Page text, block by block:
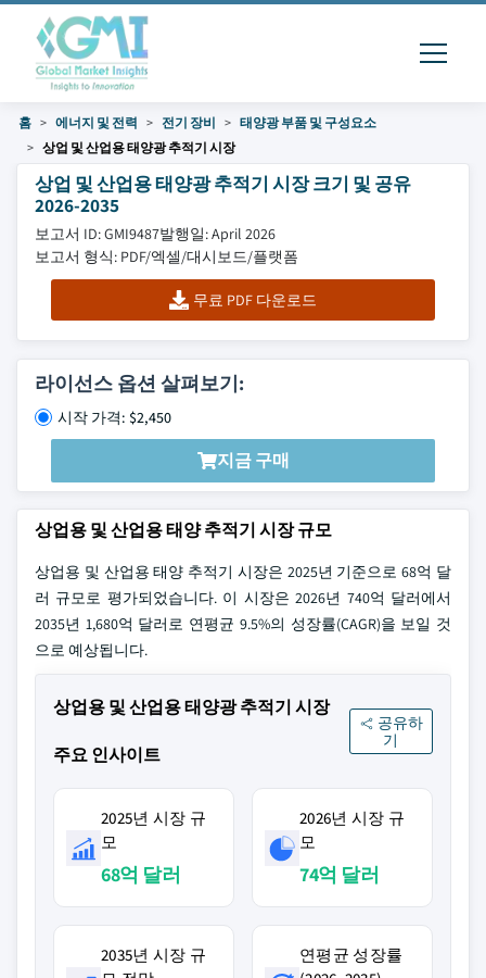
홈 에너지 및 전력 전기 장비
태양광 부품 및 구성요소
상업 및 산업용 태양광 추적기 시장
상업 및 산업용 태양광 추적기 시장 크기 및 공유
2026-2035
보고서 ID: GMI9487발행일: April 2026
보고서 형식: PDF/엑셀/대시보드/플랫폼
무료 PDF 다운로드
라이선스 옵션 살펴보기:
시작 가격: $2,450
지금 구매
상업용 및 산업용 태양 추적기 시장 규모
상업용 및 산업용 태양 추적기 시장은 2025년 기준으로 68억 달
러 규모로 평가되었습니다. 이 시장은 2026년 740억 달러에서
2035년 1,680억 달러로 연평균 9.5%의 성장률(CAGR)을 보일 것
으로 예상됩니다.
상업용 및 산업용 태양광 추적기 시장
주요 인사이트
공유하
기
2025년 시장 규
모
68억 달러
2026년 시장 규
모
74억 달러
2035년 시장 규
연평균 성장률